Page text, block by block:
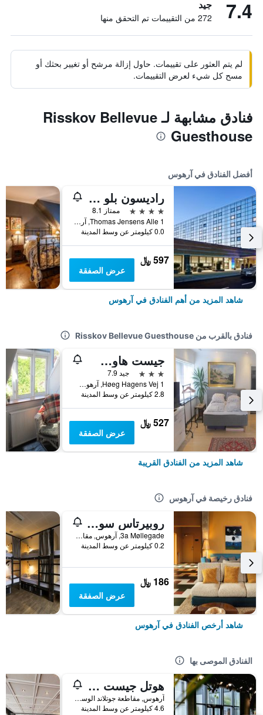
7.4 جيد
272 من التقييمات تم التحقق منها
لم يتم العثور على تقييمات. حاول إزالة مرشح أو تغيير بحثك أو
مسح كل شيء لعرض التقييمات.
فنادق مشابهة لـ Risskov Bellevue
Guesthouse
أفضل الفنادق في آرهوس
راديسون بلو سكندينافيا هوتل، آرهوس
4 نجوم
ممتاز 8.1
Thomas Jensens Alle 1, آرهوس, مقاطعة جوتلاند الوسطى, الدانمارك
0.0 كيلومتر عن وسط المدينة
597 ﷼
عرض الصفقة
شاهد المزيد من أهم الفنادق في آرهوس
فنادق بالقرب من Risskov Bellevue Guesthouse
جيست هاوس شارون سويت
3 نجوم
جيد 7.9
1 Høeg Hagens Vej, آرهوس, مقاطعة جوتلاند الوسطى, الدانمارك
2.8 كيلومتر عن وسط المدينة
527 ﷼
عرض الصفقة
شاهد المزيد من الفنادق القريبة
فنادق رخيصة في آرهوس
روبيرتاس سوسيتي
3a Møllegade, آرهوس, مقاطعة جوتلاند الوسطى, الدانمارك
0.2 كيلومتر عن وسط المدينة
186 ﷼
عرض الصفقة
شاهد أرخص الفنادق في آرهوس
الفنادق الموصى بها
هوتل جيست أبارت
آرهوس, مقاطعة جوتلاند الوسطى, الدانمارك
4.6 كيلومتر عن وسط المدينة